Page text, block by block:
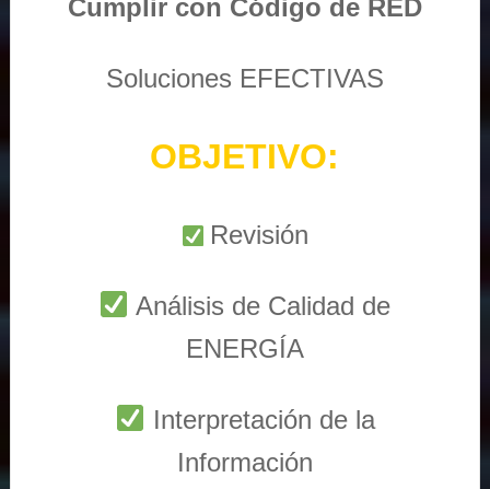
Cumplir con Código de RED
Soluciones EFECTIVAS
OBJETIVO:
Revisión
Análisis de Calidad de
ENERGÍA
Interpretación de la
Información